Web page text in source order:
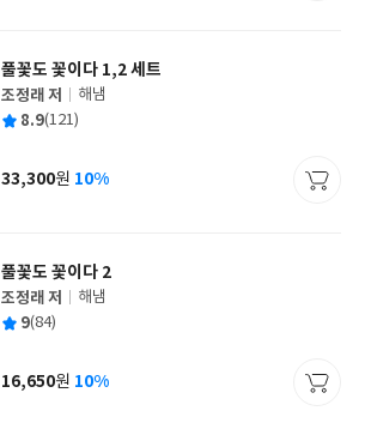
풀꽃도 꽃이다 1,2 세트
글
쓴
조정래 저
출
사
해냄
평 8.9(121)
가
33,300원 10%
풀꽃도 꽃이다 2
글
쓴
조정래 저
출
사
해냄
평 9(84)
가
16,650원 10%